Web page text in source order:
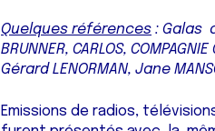
Quelques références : Galas
BRUNNER, CARLOS,
Gérard LENORMAN, Jane
Emissions de radios,